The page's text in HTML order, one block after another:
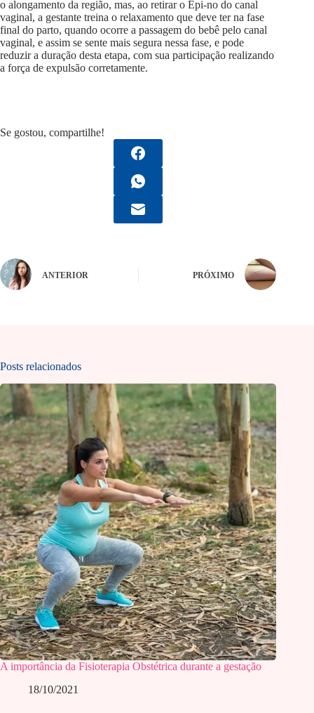
o alongamento da região, mas, ao retirar o Epi-no do canal
vaginal, a gestante treina o relaxamento que deve ter na fase
final do parto, quando ocorre a passagem do bebê pelo canal
vaginal, e assim se sente mais segura nessa fase, e pode
reduzir a duração desta etapa, com sua participação realizando
a força de expulsão corretamente.
Se gostou, compartilhe!
ANTERIOR PRÓXIMO
Posts relacionados
A importância da Fisioterapia Obstétrica durante a gestação
18/10/2021